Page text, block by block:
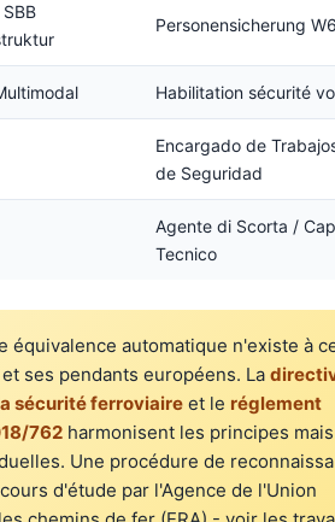
Personensicherung
Habilitation sécurité
Encargado de
de Seguridad
Agente di Scorta /
Tecnico
équivalence automatique n'existe à
ses pendants européens. La
sécurité ferroviaire et le réglement
762 harmonisent les principes
Une procédure de
d'étude par l'Agence de l'Union